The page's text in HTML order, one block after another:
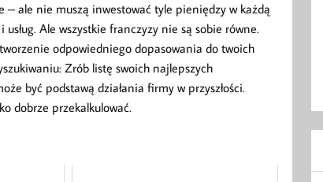
– ale nie muszą inwestować tyle pieniędzy w każdą
Ale wszystkie franczyzy nie są sobie równe.
odpowiedniego dopasowania do twoich
Zrób listę swoich najlepszych
być podstawą działania firmy w przyszłości.
dobrze przekalkulować.